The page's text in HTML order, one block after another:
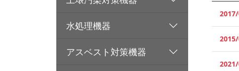
水処理機器
アスベスト対策機器